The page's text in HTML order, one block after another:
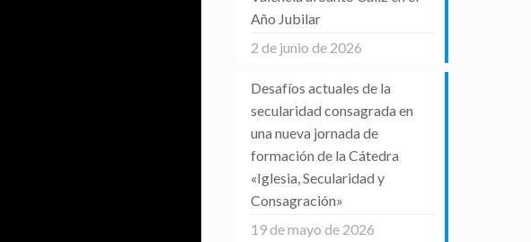
Año Jubilar
2 de junio de 2026
Desafíos actuales de la
secularidad consagrada en
una nueva jornada de
formación de la Cátedra
«Iglesia, Secularidad y
Consagración»
19 de mayo de 2026